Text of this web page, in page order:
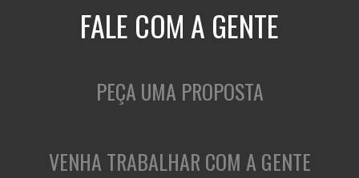
FALE COM A GENTE
PEÇA UMA PROPOSTA
VENHA TRABALHAR COM A GENTE